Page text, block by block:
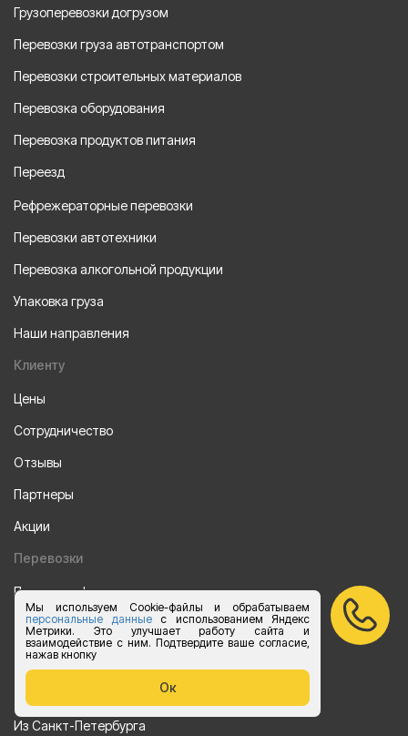
Мы используем Cookie-файлы и обрабатываем
персональные данныес использованием Яндекс
Метрики. Это улучшает работу сайта и
взаимодействие с ним. Подтвердите ваше согласие,
нажав кнопку
Ок
Грузоперевозки догрузом
Перевозки груза автотранспортом
Перевозки строительных материалов
Перевозка оборудования
Перевозка продуктов питания
Переезд
Рефрежераторные перевозки
Перевозки автотехники
Перевозка алкогольной продукции
Упаковка груза
Наши направления
Клиенту
Цены
Сотрудничество
Отзывы
Партнеры
Акции
Перевозки
Перевозки фурами
Перевозки на Газели
Калькулятор перевозок на Газели
Из Санкт-Петербурга